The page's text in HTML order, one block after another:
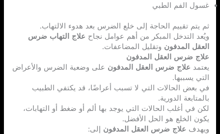
غسول الفم الطبي
ثم يتم تقييم الحاجة إلى خلع الضرس بعد هدوء الالتهاب.
ويُعد التدخل المبكر من أهم عوامل نجاح علاج التهاب ضرس
العقل المدفون وتقليل المضاعفات.
علاج ضرس العقل المدفون
يعتمد علاج ضرس العقل المدفون على وضعية الضرس والأعراض
التي يسببها.
في بعض الحالات التي لا تسبب أعراضًا، قد يكتفي الطبيب
بالمتابعة الدورية.
لكن في أغلب الحالات التي يوجد بها ألم أو ضغط أو التهابات،
يكون الخلع هو الحل الأفضل.
ويهدف علاج ضرس العقل المدفون إلى: